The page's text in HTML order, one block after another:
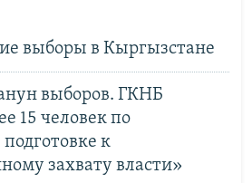
выборы в Кыргызстане
выборов. ГКНБ
15 человек по
к
захвату власти»